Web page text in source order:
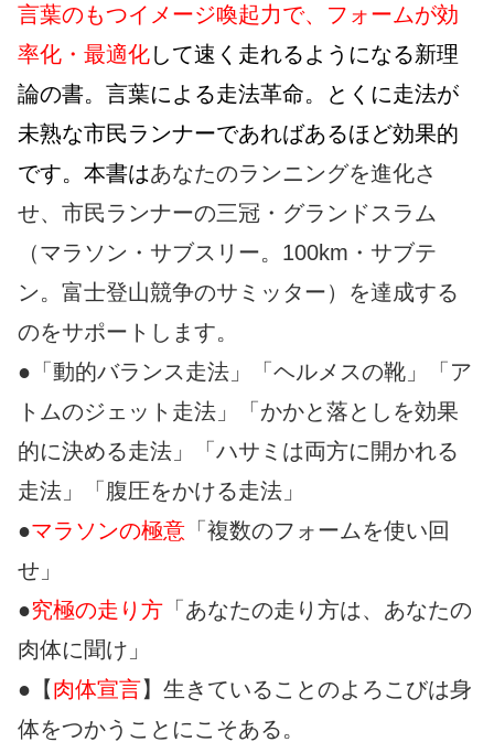
言葉のもつイメージ喚起力で、フォームが効
率化・最適化して速く走れるようになる新理
論の書。言葉による走法革命。とくに走法が
未熟な市民ランナーであればあるほど効果的
です。本書はあなたのランニングを進化さ
せ、市民ランナーの三冠・グランドスラム
（マラソン・サブスリー。100km・サブテ
ン。富士登山競争のサミッター）を達成する
のをサポートします。
●「動的バランス走法」「ヘルメスの靴」「ア
トムのジェット走法」「かかと落としを効果
的に決める走法」「ハサミは両方に開かれる
走法」「腹圧をかける走法」
●マラソンの極意 「複数のフォームを使い回
せ」
●究極の走り方 「あなたの走り方は、あなたの
肉体に聞け」
●【肉体宣言】生きていることのよろこびは身
体をつかうことにこそある。